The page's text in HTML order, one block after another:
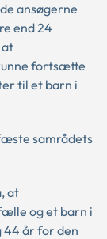
ansøgerne
end 24
at
fortsætte
til et barn i
samrådets
at
og et barn i
44 år for den